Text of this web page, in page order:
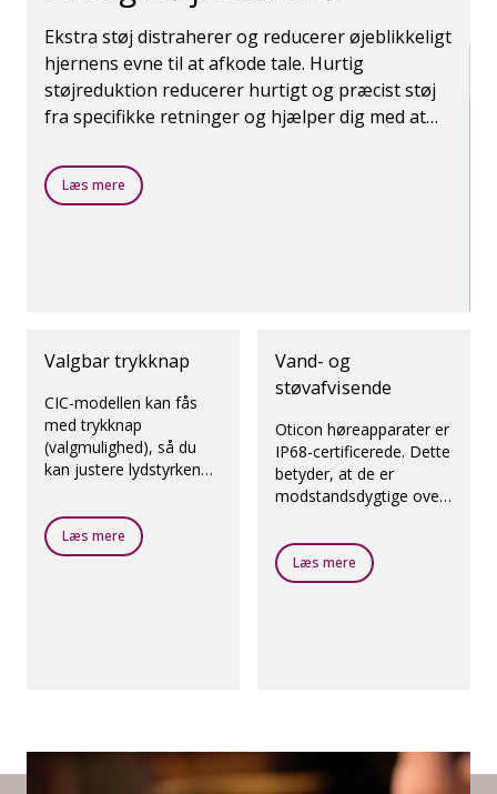
Ekstra støj distraherer og reducerer øjeblikkeligt
hjernens evne til at afkode tale. Hurtig
støjreduktion reducerer hurtigt og præcist støj
fra specifikke retninger og hjælper dig med at
Læs mere
Valgbar trykknap
CIC-modellen kan fås
med trykknap
(valgmulighed), så du
kan justere lydstyrken
Læs mere
Vand- og
støvafvisende
Oticon høreapparater er
IP68-certificerede. Dette
betyder, at de er
modstandsdygtige over
Læs mere